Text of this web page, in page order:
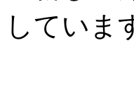
していま